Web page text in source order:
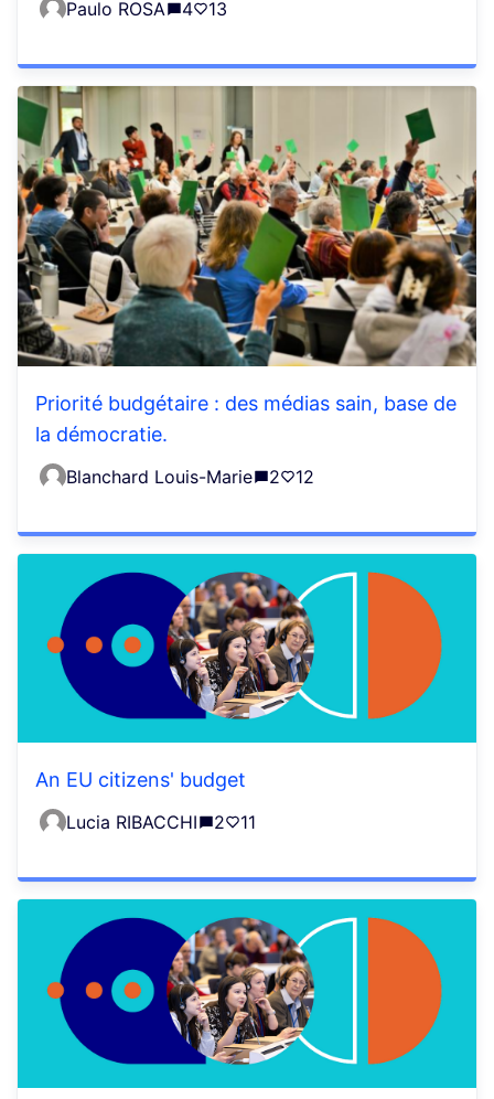
Paulo ROSA 4 13
Priorité budgétaire : des médias sain, base de
la démocratie.
Blanchard Louis-Marie 2 12
An EU citizens' budget
Lucia RIBACCHI 2 11